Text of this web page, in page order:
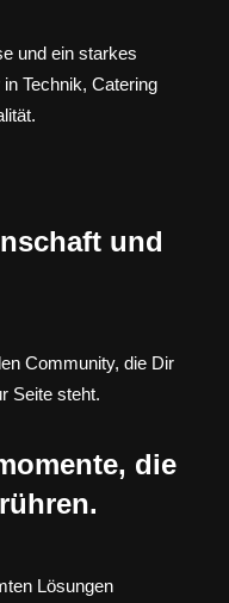
und ein starkes
Technik, Catering
und
Community, die Dir
Seite steht.
die
Lösungen